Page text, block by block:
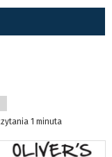
1 minuta